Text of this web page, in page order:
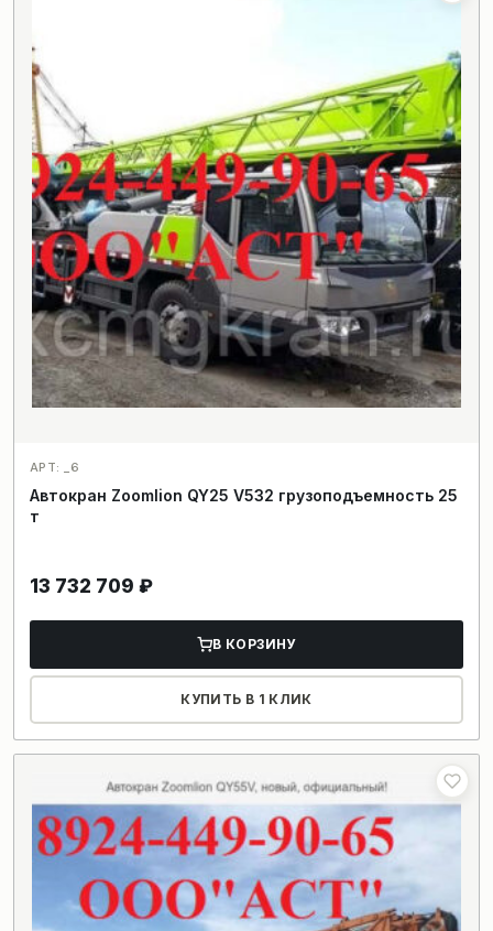
АРТ: _6
Автокран Zoomlion QY25 V532 грузоподъемность 25
т
13 732 709 ₽
В КОРЗИНУ
КУПИТЬ В 1 КЛИК